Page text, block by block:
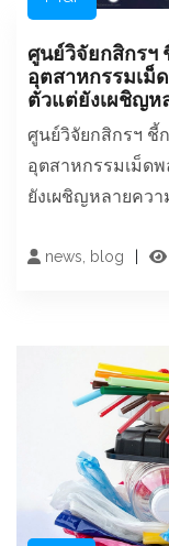
ศูนย์วิจัยกสิกรฯ
อุตสาหกรรมเม็
ตัวแต่ยังเผชิญห
ศูนย์วิจัยกสิกรฯ ชี้
อุตสาหกรรมเม็ด
ยังเผชิญหลายคว
news, blog